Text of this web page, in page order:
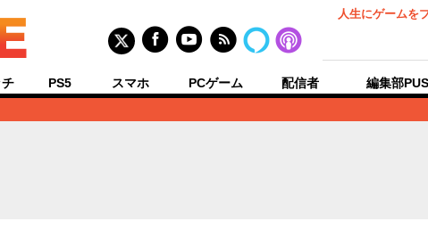
人生にゲームを
PS5 スマホ PCゲーム 配信者 編集部